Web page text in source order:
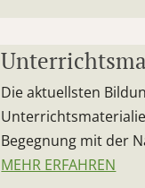
Die aktuellsten
Begegnung mit der
MEHR ERFAHREN